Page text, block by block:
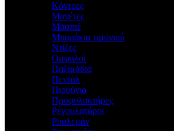
Κόντρες
Μανέτες
Μασπιέ
Μπαράκια τιμονιού
Ντίζες
Ομφαλοί
Παξιμάδια
Πεντάλ
Πιρούνια
Προφυλακτήρες
Ρεγουλατόροι
Ρουλεμάν